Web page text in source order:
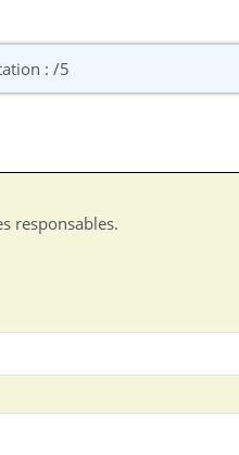
: /5
responsables.